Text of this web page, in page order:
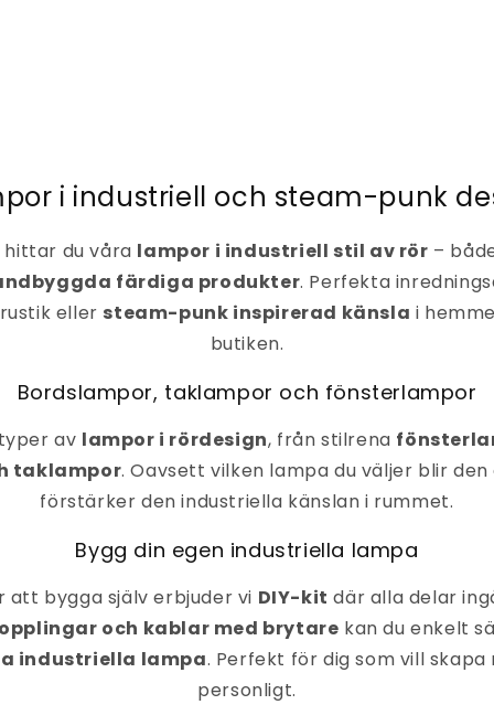
i industriell och steam-punk
du våra lampor i industriell stil av rör –
färdiga produkter. Perfekta
eller steam-punk inspirerad känsla i
butiken.
Bordslampor, taklampor och fönsterlampor
av lampor i rördesign, från stilrena
taklampor. Oavsett vilken lampa du väljer blir
förstärker den industriella känslan i rummet.
Bygg din egen industriella lampa
att bygga själv erbjuder vi DIY-kit där alla delar
och kablar med brytare kan du enkelt
industriella lampa. Perfekt för dig som vill
personligt.